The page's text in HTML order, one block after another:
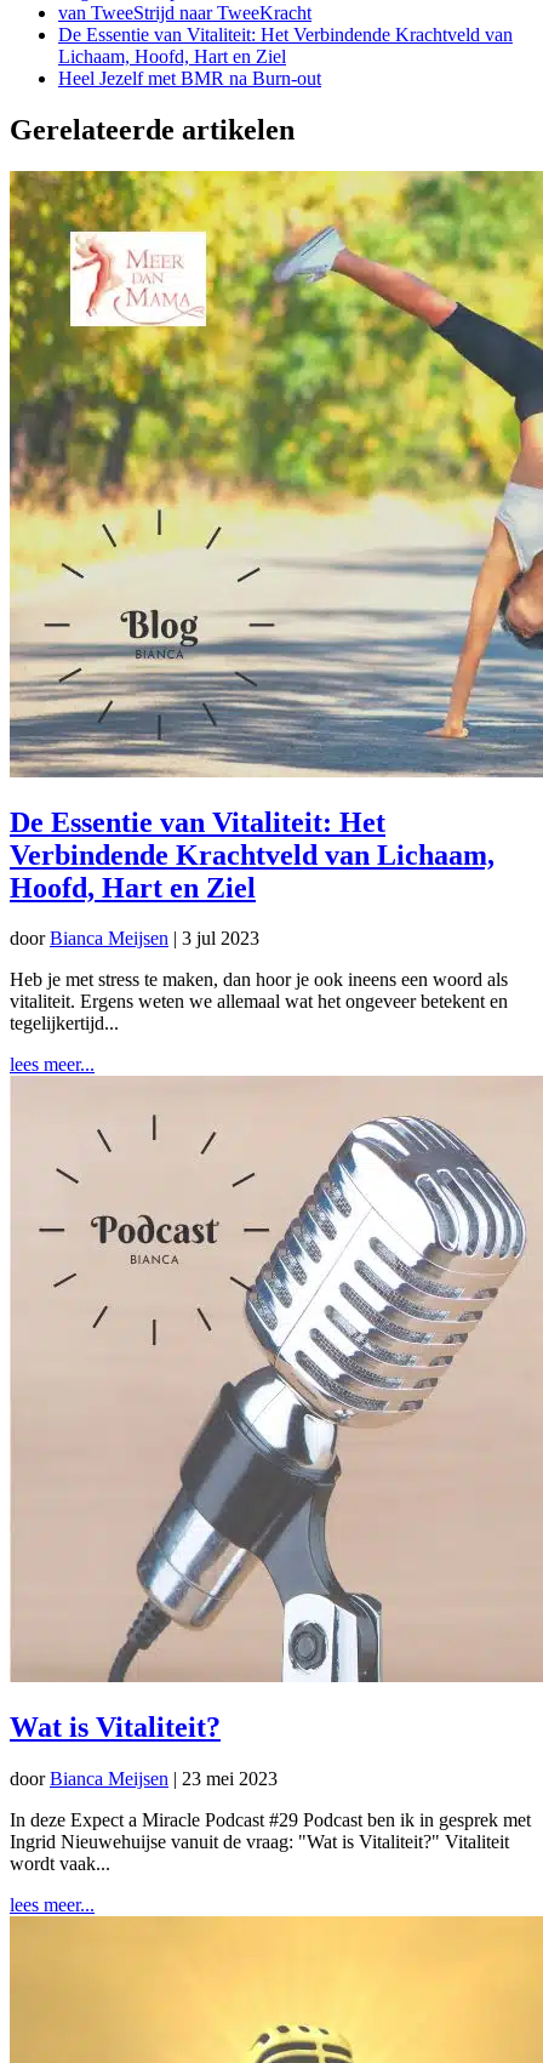
van TweeStrijd naar TweeKracht
De Essentie van Vitaliteit: Het Verbindende Krachtveld van
Lichaam, Hoofd, Hart en Ziel
Heel Jezelf met BMR na Burn-out
Gerelateerde artikelen
De Essentie van Vitaliteit: Het
Verbindende Krachtveld van Lichaam,
Hoofd, Hart en Ziel
doorBianca Meijsen | 3 jul 2023
Heb je met stress te maken, dan hoor je ook ineens een woord als
vitaliteit. Ergens weten we allemaal wat het ongeveer betekent en
tegelijkertijd...
lees meer...
Wat is Vitaliteit?
doorBianca Meijsen | 23 mei 2023
In deze Expect a Miracle Podcast #29 Podcast ben ik in gesprek met
Ingrid Nieuwehuijse vanuit de vraag: "Wat is Vitaliteit?" Vitaliteit
wordt vaak...
lees meer...